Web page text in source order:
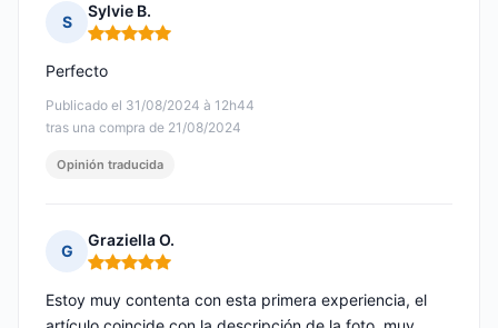
S
Sylvie B.
Nota: 5 de 5
Publicado el 31/08/2024 à 12h44
tras una compra de 21/08/2024
Perfecto
Opinión traducida
G
Graziella O.
Nota: 5 de 5
Estoy muy contenta con esta primera experiencia, el